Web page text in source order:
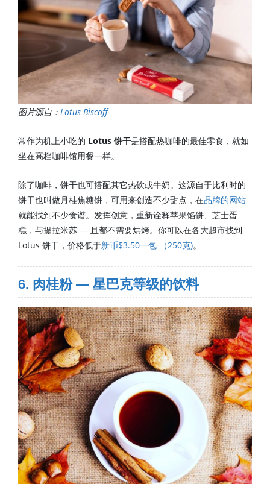
图片源自： Lotus Biscoff
常作为机上小吃的 Lotus 饼干是搭配热咖啡的最佳零食，就如
坐在高档咖啡馆用餐一样。
除了咖啡，饼干也可搭配其它热饮或牛奶。这源自于比利时的
饼干也叫做月桂焦糖饼，可用来创造不少甜点，在品牌的网站
就能找到不少食谱。发挥创意，重新诠释苹果馅饼、芝士蛋
糕，与提拉米苏 — 且都不需要烘烤。你可以在各大超市找到
Lotus 饼干，价格低于新币$3.50一包 （250克)。
6. 肉桂粉 — 星巴克等级的饮料